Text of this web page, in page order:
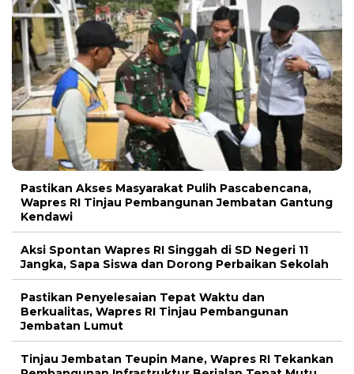
Pastikan Akses Masyarakat Pulih Pascabencana,
Wapres RI Tinjau Pembangunan Jembatan Gantung
Kendawi
Aksi Spontan Wapres RI Singgah di SD Negeri 11
Jangka, Sapa Siswa dan Dorong Perbaikan Sekolah
Pastikan Penyelesaian Tepat Waktu dan
Berkualitas, Wapres RI Tinjau Pembangunan
Jembatan Lumut
Tinjau Jembatan Teupin Mane, Wapres RI Tekankan